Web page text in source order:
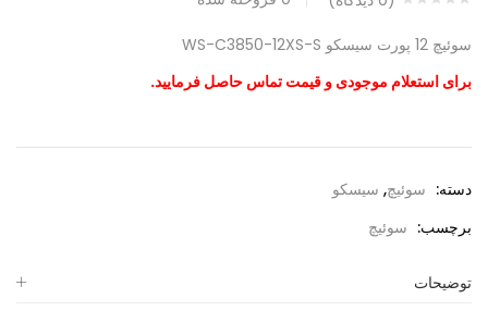
سوئیچ 12 پورت سیسکو WS-C3850-12XS-S
برای استعلام موجودی و قیمت تماس حاصل فرمایید.
دسته: سوئیچ, سیسکو
برچسب: سوئیچ
توضیحات